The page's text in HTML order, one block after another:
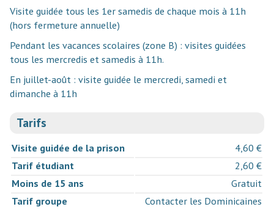
Visite guidée tous les 1er samedis de chaque mois à 11h
(hors fermeture annuelle)
Pendant les vacances scolaires (zone B) : visites guidées
tous les mercredis et samedis à 11h.
En juillet-août : visite guidée le mercredi, samedi et
dimanche à 11h
Tarifs
Visite guidée de la prison
4,60 €
Tarif étudiant
2,60 €
Moins de 15 ans
Gratuit
Tarif groupe
Contacter les Dominicaines